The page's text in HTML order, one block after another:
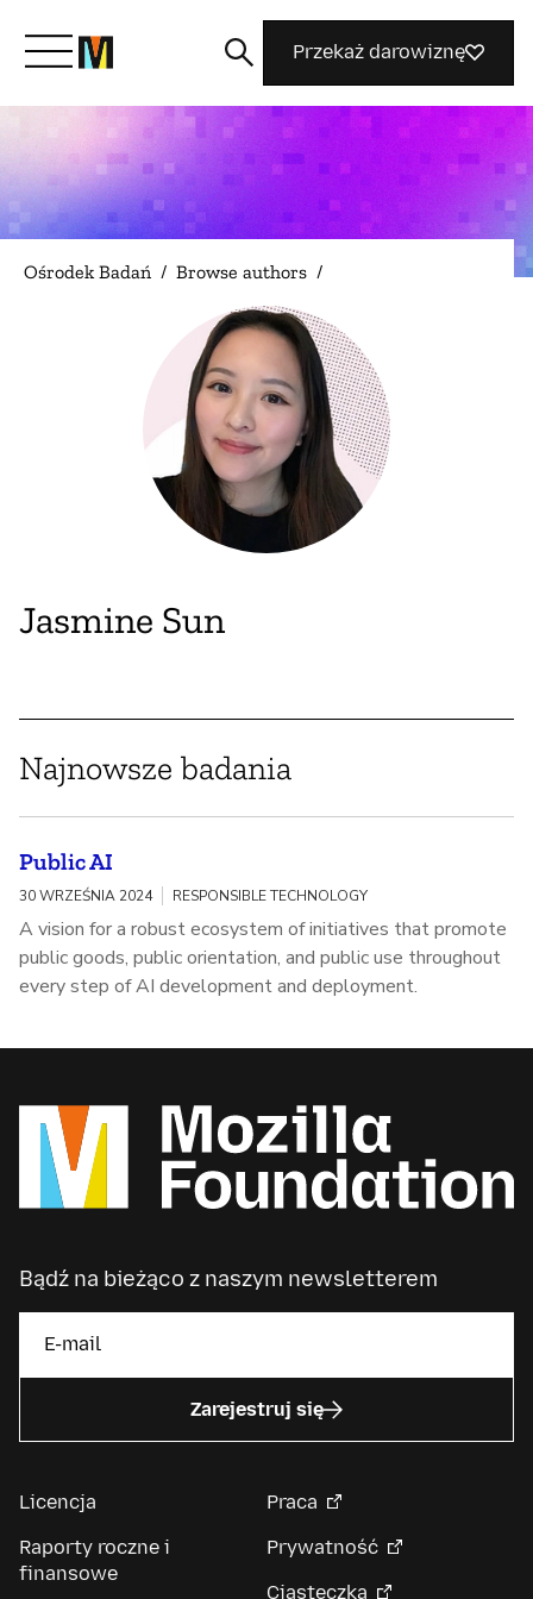
Poznaj Mozillę
Co robimy
Dołącz do nas
Przekaż darowiznę
Ośrodek Badań / Browse authors /
Jasmine Sun
Najnowsze badania
Public AI
30 WRZEŚNIA 2024 RESPONSIBLE TECHNOLOGY
A vision for a robust ecosystem of initiatives that promote
public goods, public orientation, and public use throughout
every step of AI development and deployment.
Bądź na bieżąco z naszym newsletterem
Zarejestruj się
Licencja
Raporty roczne i
finansowe
Praca
Prywatność
Ciasteczka